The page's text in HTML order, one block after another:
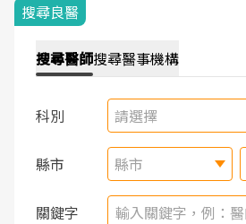
搜尋良醫
搜尋醫師搜尋醫事機構
科別 請選擇
縣市 縣市
關鍵字